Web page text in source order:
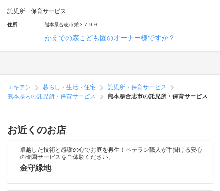
託児所・保育サービス
住所 熊本県合志市栄３７９６
かえでの森こども園のオーナー様ですか？
エキテン 暮らし・生活・住宅
託児所・保育サービス
熊本県内の託児所・保育サービス
熊本県合志市の託児所・保育サービス
お近くのお店
卓越した技術と感謝の心でお庭を再生！ベテラン職人が手掛ける安心
の造園サービスをご体験ください。
金守緑地